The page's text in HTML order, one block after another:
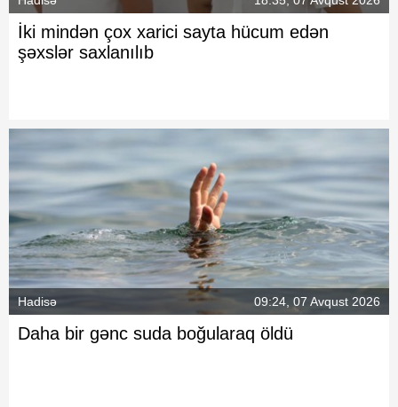
İki mindən çox xarici sayta hücum edən
şəxslər saxlanılıb
Hadisə 09:24, 07 Avqust 2026
Daha bir gənc suda boğularaq öldü